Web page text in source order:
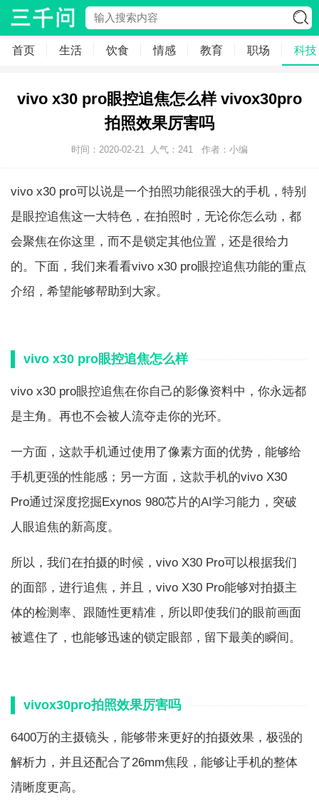
首页 生活 饮食 情感 教育 职场 科技
vivo x30 pro眼控追焦怎么样 vivox30pro
拍照效果厉害吗
时间：2020-02-21 人气： 241 作者：小编
vivo x30 pro可以说是一个拍照功能很强大的手机，特别
是眼控追焦这一大特色，在拍照时，无论你怎么动，都
会聚焦在你这里，而不是锁定其他位置，还是很给力
的。下面，我们来看看vivo x30 pro眼控追焦功能的重点
介绍，希望能够帮助到大家。
vivo x30 pro眼控追焦怎么样
vivo x30 pro眼控追焦在你自己的影像资料中，你永远都
是主角。再也不会被人流夺走你的光环。
一方面，这款手机通过使用了像素方面的优势，能够给
手机更强的性能感；另一方面，这款手机的vivo X30
Pro通过深度挖掘Exynos 980芯片的AI学习能力，突破
人眼追焦的新高度。
所以，我们在拍摄的时候，vivo X30 Pro可以根据我们
的面部，进行追焦，并且，vivo X30 Pro能够对拍摄主
体的检测率、跟随性更精准，所以即使我们的眼前画面
被遮住了，也能够迅速的锁定眼部，留下最美的瞬间。
vivox30pro拍照效果厉害吗
6400万的主摄镜头，能够带来更好的拍摄效果，极强的
解析力，并且还配合了26mm焦段，能够让手机的整体
清晰度更高。